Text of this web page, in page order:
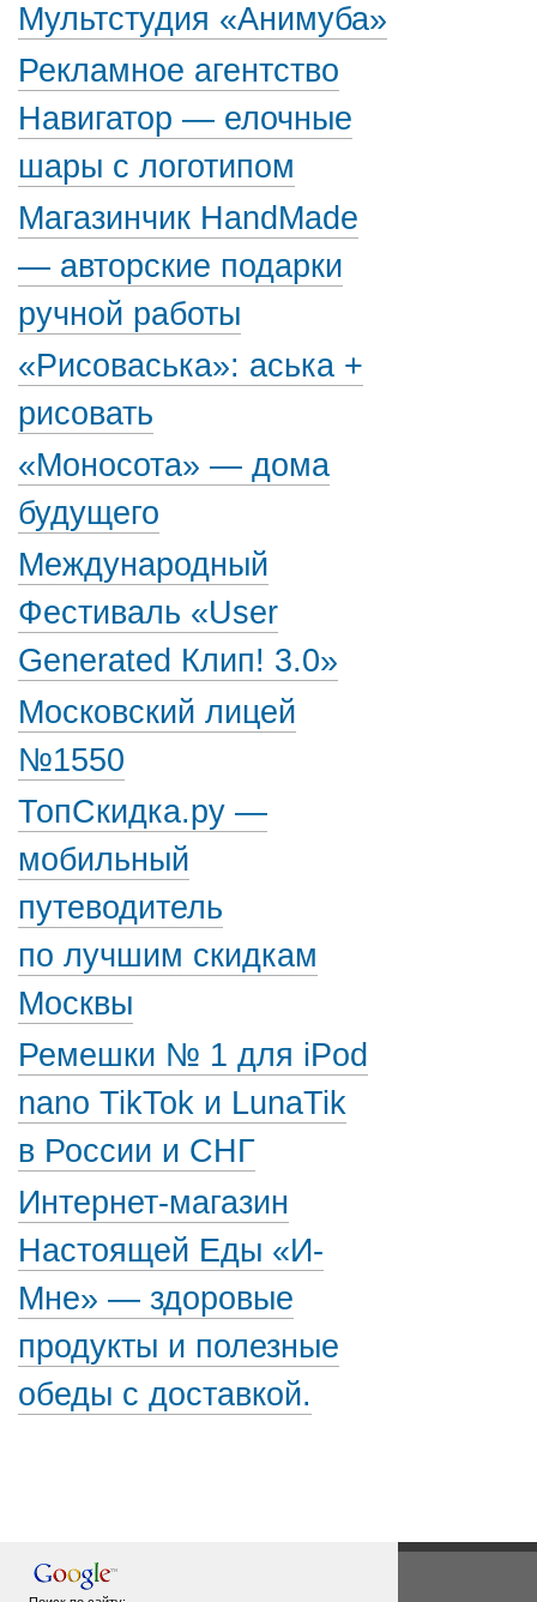
Мультстудия «Анимуба»
Рекламное агентство
Навигатор — елочные
шары с логотипом
Магазинчик HandMade
— авторские подарки
ручной работы
«Рисоваська»: аська +
рисовать
«Моносота» — дома
будущего
Международный
Фестиваль «User
Generated Клип! 3.0»
Московский лицей
№1550
ТопСкидка.ру —
мобильный
путеводитель
по лучшим скидкам
Москвы
Ремешки № 1 для iPod
nano TikTok и LunaTik
в России и СНГ
Интернет-магазин
Настоящей Еды «И-
Мне» — здоровые
продукты и полезные
обеды с доставкой.